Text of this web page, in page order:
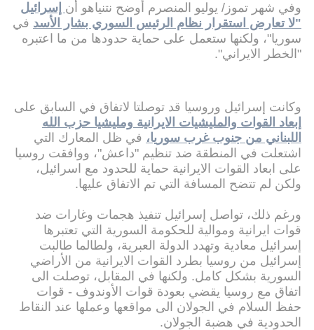
وفي شهر تموز/ يوليو المنصرم أوضح نتنياهو أن إسرائيل
"لا تعارض استقرار نظام الرئيس السوري بشار الأسد في
سوريا"، ولكنها ستعمل على حماية حدودها من ما اعتبره
"الخطر الايراني".
وكانت إسرائيل وروسيا قد توصلتا لاتفاق في السابق على
إبعاد القوات والمليشيات الايرانية ومليشيا حزب الله
اللبناني من جنوب غرب سوريا، في ظل المعارك التي
اشتعلت في المنطقة ضد تنظيم "داعش"، ووافقت روسيا
على ابعاد القوات الايرانية حماية للحدود مع اسرائيل،
ولكن لم تتضح المسافة التي تم الاتفاق عليها.
ورغم ذلك، تواصل إسرائيل تنفيذ هجمات وغارات ضد
قوات ايرانية وموالية للحكومة السورية التي تعتبرها
إسرائيل معادية وتهدد الدولة العبرية، ولطالما طالبت
إسرائيل من روسيا بطرد القوات الايرانية من الأراضي
السورية بشكل كامل. ولكنها في المقابل، توصلت الى
اتفاق مع روسيا يقضي بعودة قوات الأوندوف - قوات
حفظ السلام في الجولان الى مواقعها وعملها عند النقاط
الحدودية في هضبة الجولان.